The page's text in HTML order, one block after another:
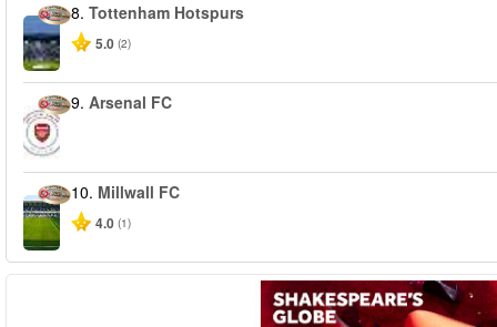
8. Tottenham Hotspurs
5.0 (2)
9. Arsenal FC
10. Millwall FC
4.0 (1)